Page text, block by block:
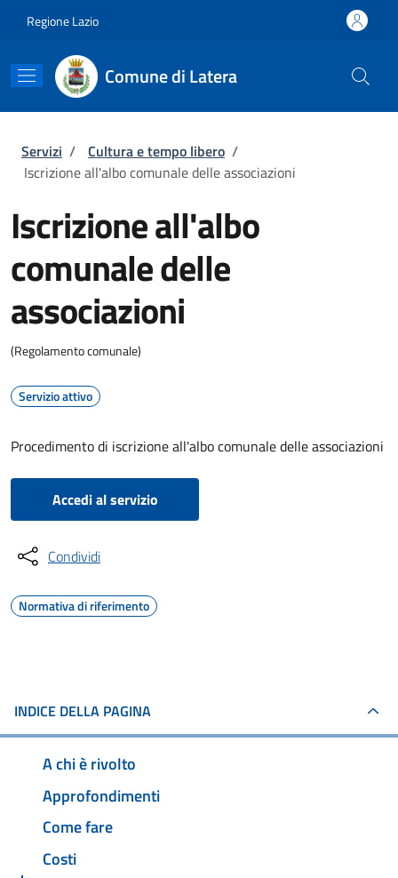
Regione Lazio
Comune di Latera
Briciole di pane
Servizi / Cultura e tempo libero /
Iscrizione all'albo comunale delle associazioni
Iscrizione all'albo
comunale delle
associazioni
(Regolamento comunale)
Servizio attivo
Procedimento di iscrizione all'albo comunale delle associazioni
Accedi al servizio
Condividi
Normativa di riferimento
INDICE DELLA PAGINA
A chi è rivolto
Approfondimenti
Come fare
Costi